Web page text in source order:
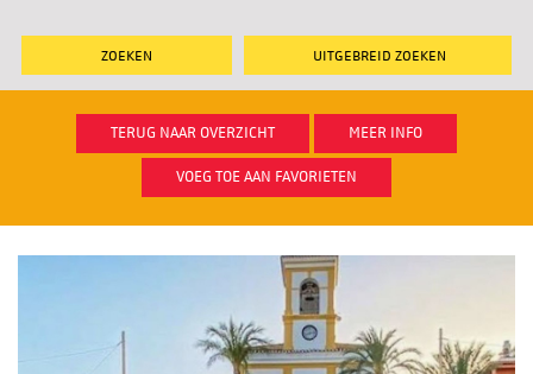
UITGEBREID ZOEKEN
TERUG NAAR OVERZICHT MEER INFO
VOEG TOE AAN FAVORIETEN